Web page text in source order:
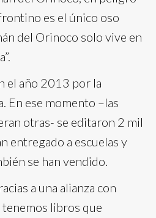
es el único oso
del Orinoco solo vive en
el año 2013 por la
En ese momento –las
otras- se editaron 2 mil
entregado a escuelas y
se han vendido.
a una alianza con
libros que